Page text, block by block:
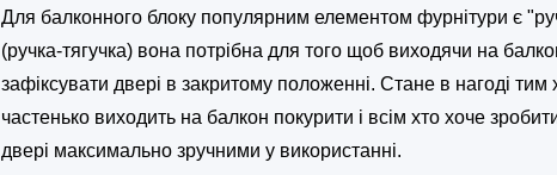
Для балконного блоку популярним елементом фурнітури є
(ручка-тягучка) вона потрібна для того щоб виходячи на
зафіксувати двері в закритому положенні. Стане в нагоді тим
частенько виходить на балкон покурити і всім хто хоче
двері максимально зручними у використанні.